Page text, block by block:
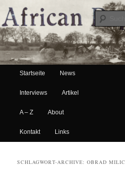
African Paper
Hauptmenü
Zum Inhalt wechseln
Zum sekundären Inhalt wechseln
Startseite News
Interviews Artikel
A – Z About
Kontakt Links
SCHLAGWORT-ARCHIVE:OBRAD MILIC